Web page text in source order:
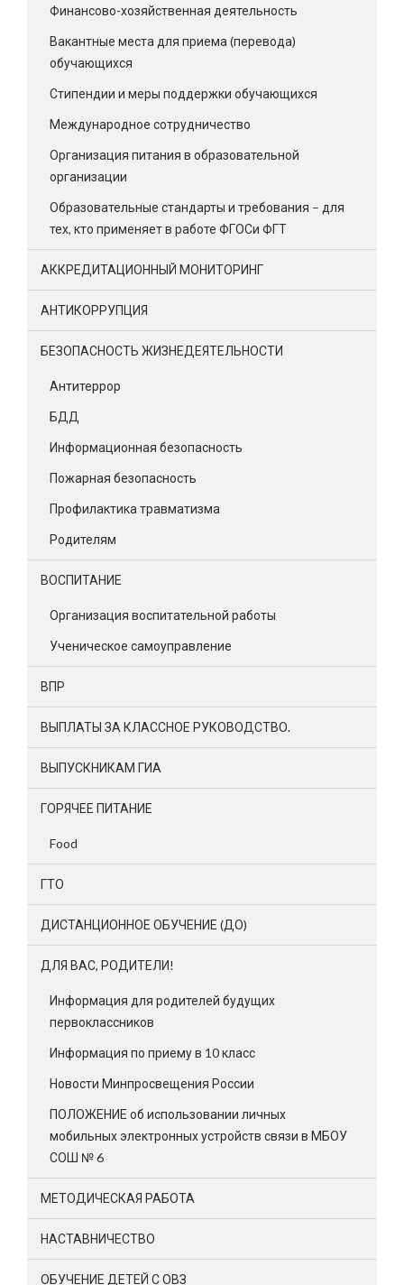
Финансово-хозяйственная деятельность
Вакантные места для приема (перевода)
обучающихся
Стипендии и меры поддержки обучающихся
Международное сотрудничество
Организация питания в образовательной
организации
Образовательные стандарты и требования – для
тех, кто применяет в работе ФГОСи ФГТ
АККРЕДИТАЦИОННЫЙ МОНИТОРИНГ
АНТИКОРРУПЦИЯ
БЕЗОПАСНОСТЬ ЖИЗНЕДЕЯТЕЛЬНОСТИ
Антитеррор
БДД
Информационная безопасность
Пожарная безопасность
Профилактика травматизма
Родителям
ВОСПИТАНИЕ
Организация воспитательной работы
Ученическое самоуправление
ВПР
ВЫПЛАТЫ ЗА КЛАССНОЕ РУКОВОДСТВО.
ВЫПУСКНИКАМ ГИА
ГОРЯЧЕЕ ПИТАНИЕ
Food
ГТО
ДИСТАНЦИОННОЕ ОБУЧЕНИЕ (ДО)
ДЛЯ ВАС, РОДИТЕЛИ!
Информация для родителей будущих
первоклассников
Информация по приему в 10 класс
Новости Минпросвещения России
ПОЛОЖЕНИЕ об использовании личных
мобильных электронных устройств связи в МБОУ
СОШ № 6
МЕТОДИЧЕСКАЯ РАБОТА
НАСТАВНИЧЕСТВО
ОБУЧЕНИЕ ДЕТЕЙ С ОВЗ